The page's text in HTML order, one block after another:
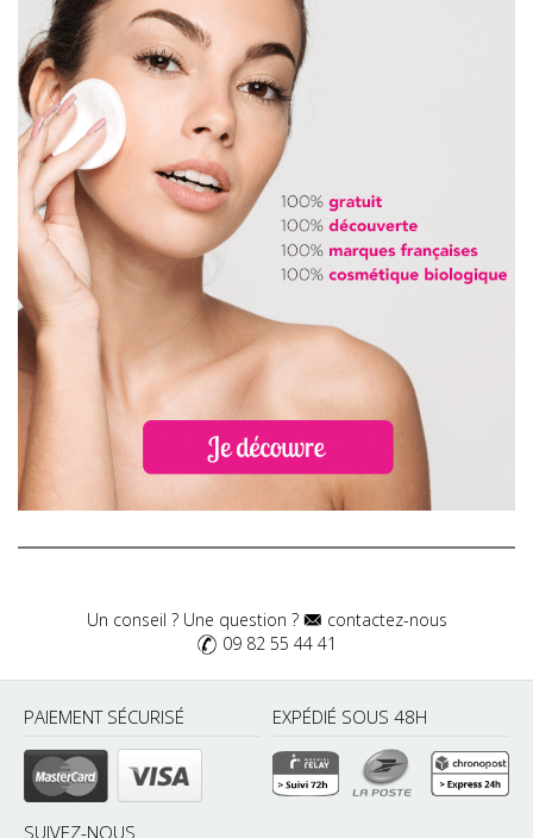
Un conseil ? Une question ?
contactez-nous
09 82 55 44 41
PAIEMENT SÉCURISÉ EXPÉDIÉ SOUS 48H
SUIVEZ-NOUS